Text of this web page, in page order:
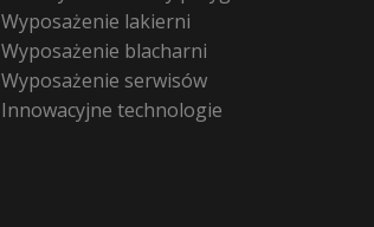
Wyposażenie lakierni
Wyposażenie blacharni
Wyposażenie serwisów
Innowacyjne technologie